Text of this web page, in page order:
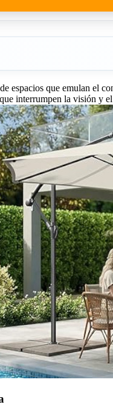
espacios que emulan el
interrumpen la visión y